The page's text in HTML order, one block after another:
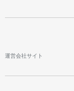
運営会社サイト